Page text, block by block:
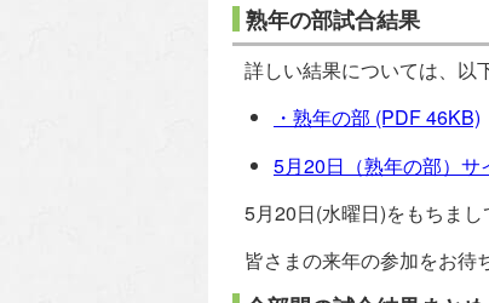
熟年の部試合結果
詳しい結果については、以
・熟年の部 (PDF 46KB)
5月20日（熟年の部）
5月20日(水曜日)をもちま
皆さまの来年の参加をお待